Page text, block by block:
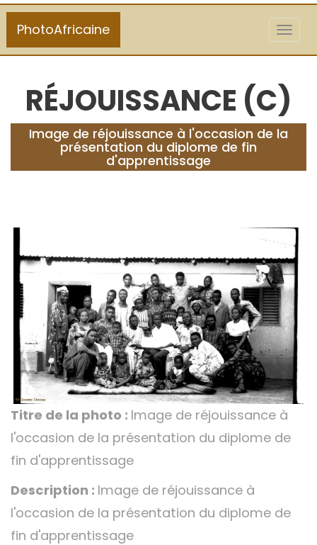
PhotoAfricaine
RÉJOUISSANCE (C)
Image de réjouissance à l'occasion de la
présentation du diplome de fin
d'apprentissage
Titre de la photo : Image de réjouissance à
l'occasion de la présentation du diplome de
fin d'apprentissage
Description : Image de réjouissance à
l'occasion de la présentation du diplome de
fin d'apprentissage